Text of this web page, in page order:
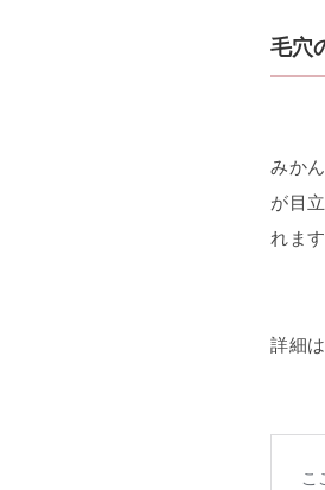
毛穴
みか
が目
れま
詳細